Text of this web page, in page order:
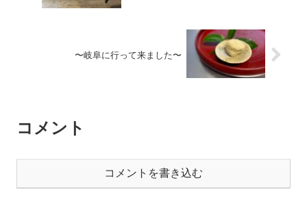
〜岐阜に行って来ました〜
コメント
コメントを書き込む